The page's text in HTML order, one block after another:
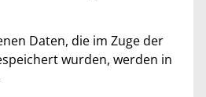
Daten, die im Zuge der
wurden, werden in